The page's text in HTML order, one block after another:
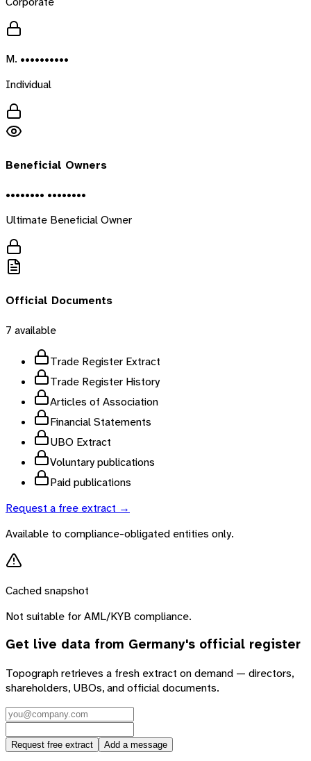
M. ••••••••••
Individual
Beneficial Owners
•••••••• ••••••••
Ultimate Beneficial Owner
Official Documents
7 available
Trade Register Extract
Trade Register History
Articles of Association
Financial Statements
UBO Extract
Voluntary publications
Paid publications
Request a free extract →
Available to compliance-obligated entities only.
Cached snapshot
Not suitable for AML/KYB compliance.
Get live data from Germany's official register
Topograph retrieves a fresh extract on demand — directors,
shareholders, UBOs, and official documents.
Request free extract Add a message